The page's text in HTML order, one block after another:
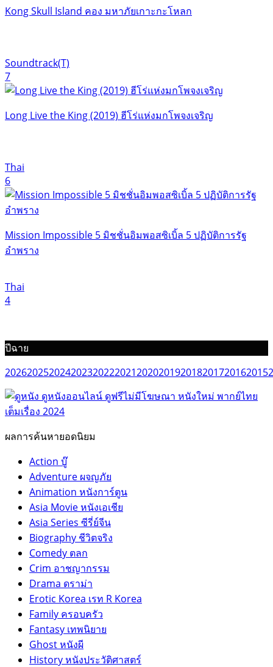
Kong Skull Island คอง มหาภัยเกาะกะโหลก
Soundtrack(T)
7
Long Live the King (2019) ฮีโร่แห่งมกโพจงเจริญ
Thai
6
Mission Impossible 5 มิชชั่นอิมพอสซิเบิ้ล 5 ปฏิบัติการรัฐ
อำพราง
Thai
4
ปีฉาย
202620252024202320222021202020192018201720162015
ผลการค้นหายอดนิยม
Action บู๊
Adventure ผจญภัย
Animation หนังการ์ตูน
Asia Movie หนังเอเชีย
Asia Series ซีรี่ย์จีน
Biography ชีวิตจริง
Comedy ตลก
Crim อาชญากรรม
Drama ดราม่า
Erotic Korea เรท R Korea
Family ครอบครัว
Fantasy เทพนิยาย
Ghost หนังผี
History หนังประวัติศาสตร์